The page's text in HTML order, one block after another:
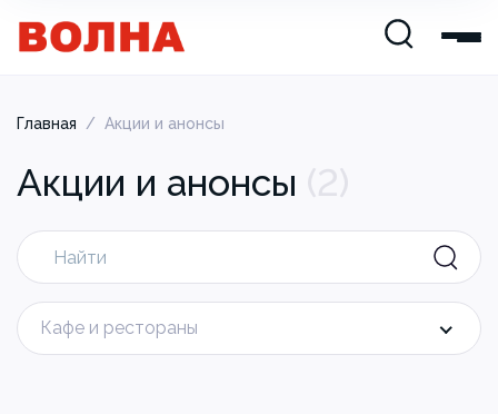
Главная / Акции и анонсы
Акции и анонсы
Кафе и рестораны